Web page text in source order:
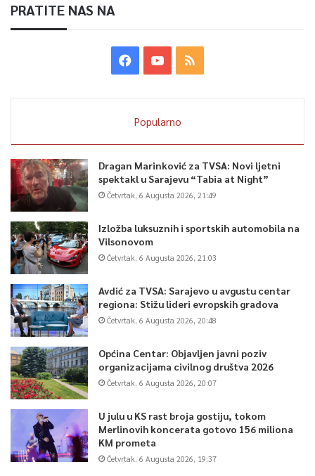
PRATITE NAS NA
Popularno
Dragan Marinković za TVSA: Novi ljetni
spektakl u Sarajevu “Tabia at Night”
Četvrtak, 6 Augusta 2026, 21:49
Izložba luksuznih i sportskih automobila na
Vilsonovom
Četvrtak, 6 Augusta 2026, 21:03
Avdić za TVSA: Sarajevo u avgustu centar
regiona: Stižu lideri evropskih gradova
Četvrtak, 6 Augusta 2026, 20:48
Općina Centar: Objavljen javni poziv
organizacijama civilnog društva 2026
Četvrtak, 6 Augusta 2026, 20:07
U julu u KS rast broja gostiju, tokom
Merlinovih koncerata gotovo 156 miliona
KM prometa
Četvrtak, 6 Augusta 2026, 19:37